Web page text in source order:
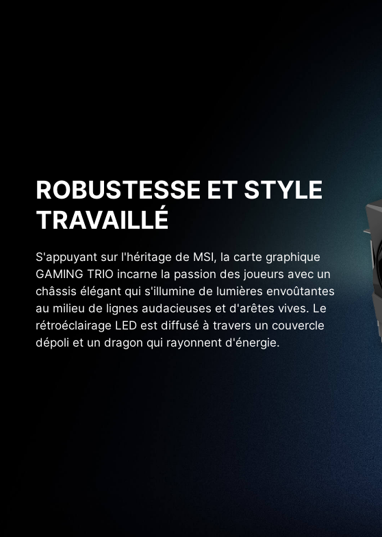
ROBUSTESSE ET STYLE
TRAVAILLÉ
S'appuyant sur l'héritage de MSI, la carte graphique
GAMING TRIO incarne la passion des joueurs avec un
châssis élégant qui s'illumine de lumières envoûtantes
au milieu de lignes audacieuses et d'arêtes vives. Le
rétroéclairage LED est diffusé à travers un couvercle
dépoli et un dragon qui rayonnent d'énergie.